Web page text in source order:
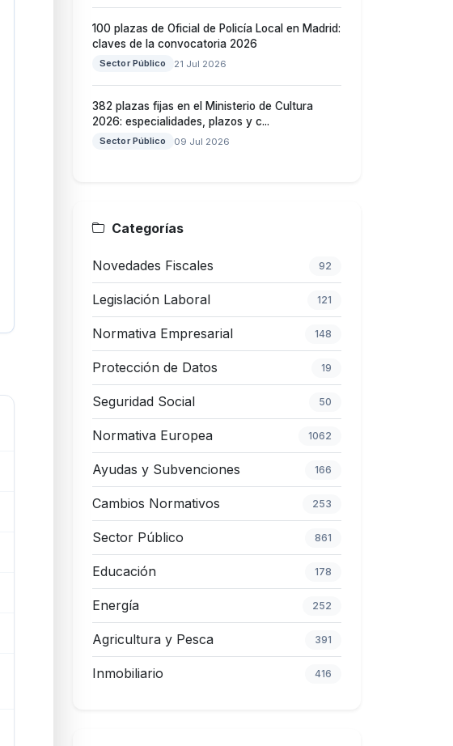
100 plazas de Oficial de Policía Local en Madrid:
claves de la convocatoria 2026
Sector Público 21 Jul 2026
382 plazas fijas en el Ministerio de Cultura
2026: especialidades, plazos y c...
Sector Público 09 Jul 2026
Categorías
Novedades Fiscales 92
Legislación Laboral 121
Normativa Empresarial 148
Protección de Datos 19
Seguridad Social 50
Normativa Europea 1062
Ayudas y Subvenciones 166
Cambios Normativos 253
Sector Público 861
Educación 178
Energía 252
Agricultura y Pesca 391
Inmobiliario 416